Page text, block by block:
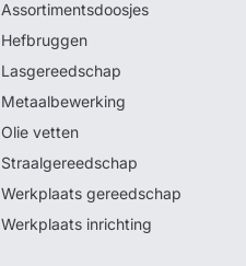
Assortimentsdoosjes
Hefbruggen
Lasgereedschap
Metaalbewerking
Olie vetten
Straalgereedschap
Werkplaats gereedschap
Werkplaats inrichting